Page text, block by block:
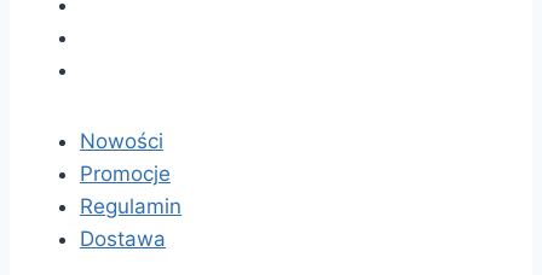
Nowości
Promocje
Regulamin
Dostawa